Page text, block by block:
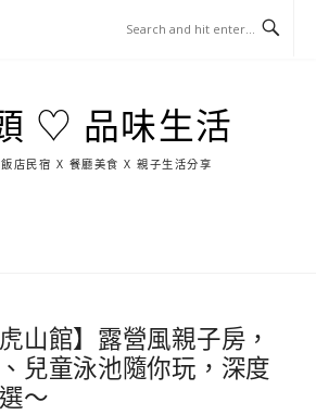
♡ 品味生活
店民宿 X 餐廳美食 X 親子生活分享
山館】露營風親子房，
兒童泳池隨你玩，深度
～